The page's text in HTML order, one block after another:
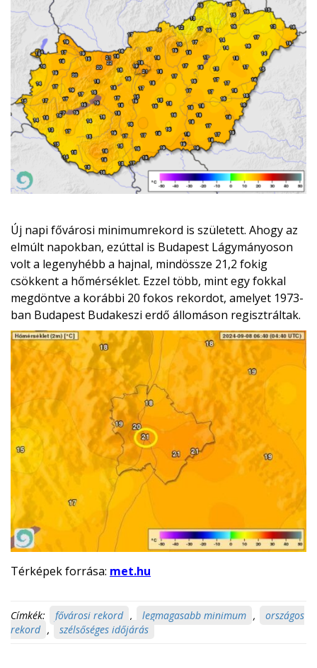
Új napi fővárosi minimumrekord is született. Ahogy az
elmúlt napokban, ezúttal is Budapest Lágymányoson
volt a legenyhébb a hajnal, mindössze 21,2 fokig
csökkent a hőmérséklet. Ezzel több, mint egy fokkal
megdöntve a korábbi 20 fokos rekordot, amelyet 1973-
ban Budapest Budakeszi erdő állomáson regisztráltak.
Térképek forrása: met.hu
Címkék: fővárosi rekord , legmagasabb minimum ,
országos
rekord , szélsőséges időjárás